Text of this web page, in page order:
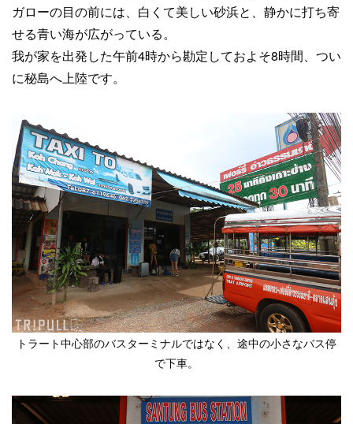
ガローの目の前には、白くて美しい砂浜と、静かに打ち寄
せる青い海が広がっている。
我が家を出発した午前4時から勘定しておよそ8時間、つい
に秘島へ上陸です。
トラート中心部のバスターミナルではなく、途中の小さなバス停
で下車。